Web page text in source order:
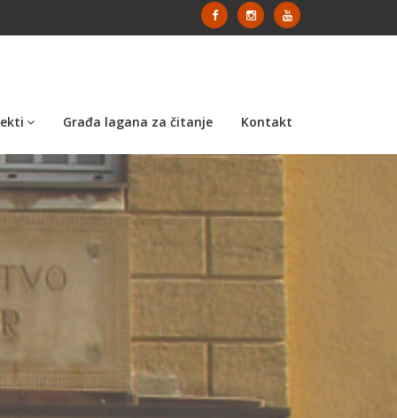
Građa lagana za čitanje Kontakt